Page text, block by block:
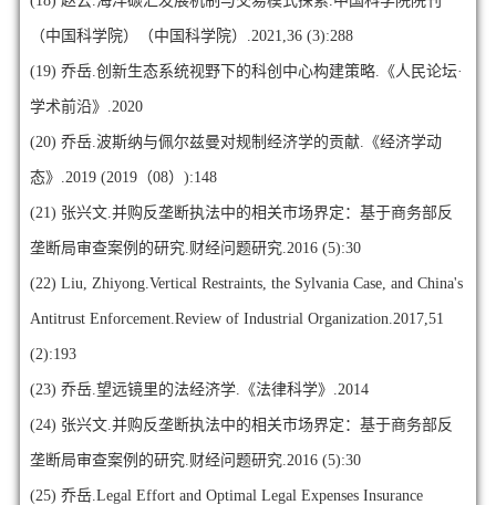
（中国科学院）（中国科学院）.2021,36 (3):288
(19) 乔岳.创新生态系统视野下的科创中心构建策略.《人民论坛·
学术前沿》.2020
(20) 乔岳.波斯纳与佩尔兹曼对规制经济学的贡献.《经济学动
态》.2019 (2019（08）):148
(21) 张兴文.并购反垄断执法中的相关市场界定：基于商务部反
垄断局审查案例的研究.财经问题研究.2016 (5):30
(22) Liu, Zhiyong.Vertical Restraints, the Sylvania Case, and China's
Antitrust Enforcement.Review of Industrial Organization.2017,51
(2):193
(23) 乔岳.望远镜里的法经济学.《法律科学》.2014
(24) 张兴文.并购反垄断执法中的相关市场界定：基于商务部反
垄断局审查案例的研究.财经问题研究.2016 (5):30
(25) 乔岳.Legal Effort and Optimal Legal Expenses Insurance